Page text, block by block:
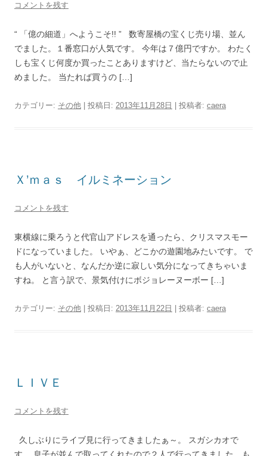
コメントを残す
“ 「億の細道」へようこそ!! ” 数寄屋橋の宝くじ売り場、並ん
でました。１番窓口が人気です。 今年は７億円ですか。 わたく
しも宝くじ何度か買ったことありますけど、当たらないので止
めました。 当たれば買うの […]
カテゴリー: その他 | 投稿日: 2013年11月28日 投稿者: caera
Ｘ’ｍａｓ イルミネーション
コメントを残す
東横線に乗ろうと代官山アドレスを通ったら、クリスマスモー
ドになっていました。 いやぁ、どこかの遊園地みたいです。 で
も人がいないと、なんだか逆に寂しい気分になってきちゃいま
すね。 と言う訳で、景気付けにボジョレーヌーボー […]
カテゴリー: その他 | 投稿日: 2013年11月22日 投稿者: caera
ＬＩＶＥ
コメントを残す
久しぶりにライブ見に行ってきましたぁ～。 スガシカオで